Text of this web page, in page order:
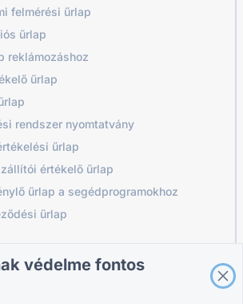
felmérési űrlap
űrlap
reklámozáshoz
űrlap
rendszer nyomtatvány
űrlap
értékelő űrlap
űrlap a segédprogramokhoz
űrlap
védelme fontos